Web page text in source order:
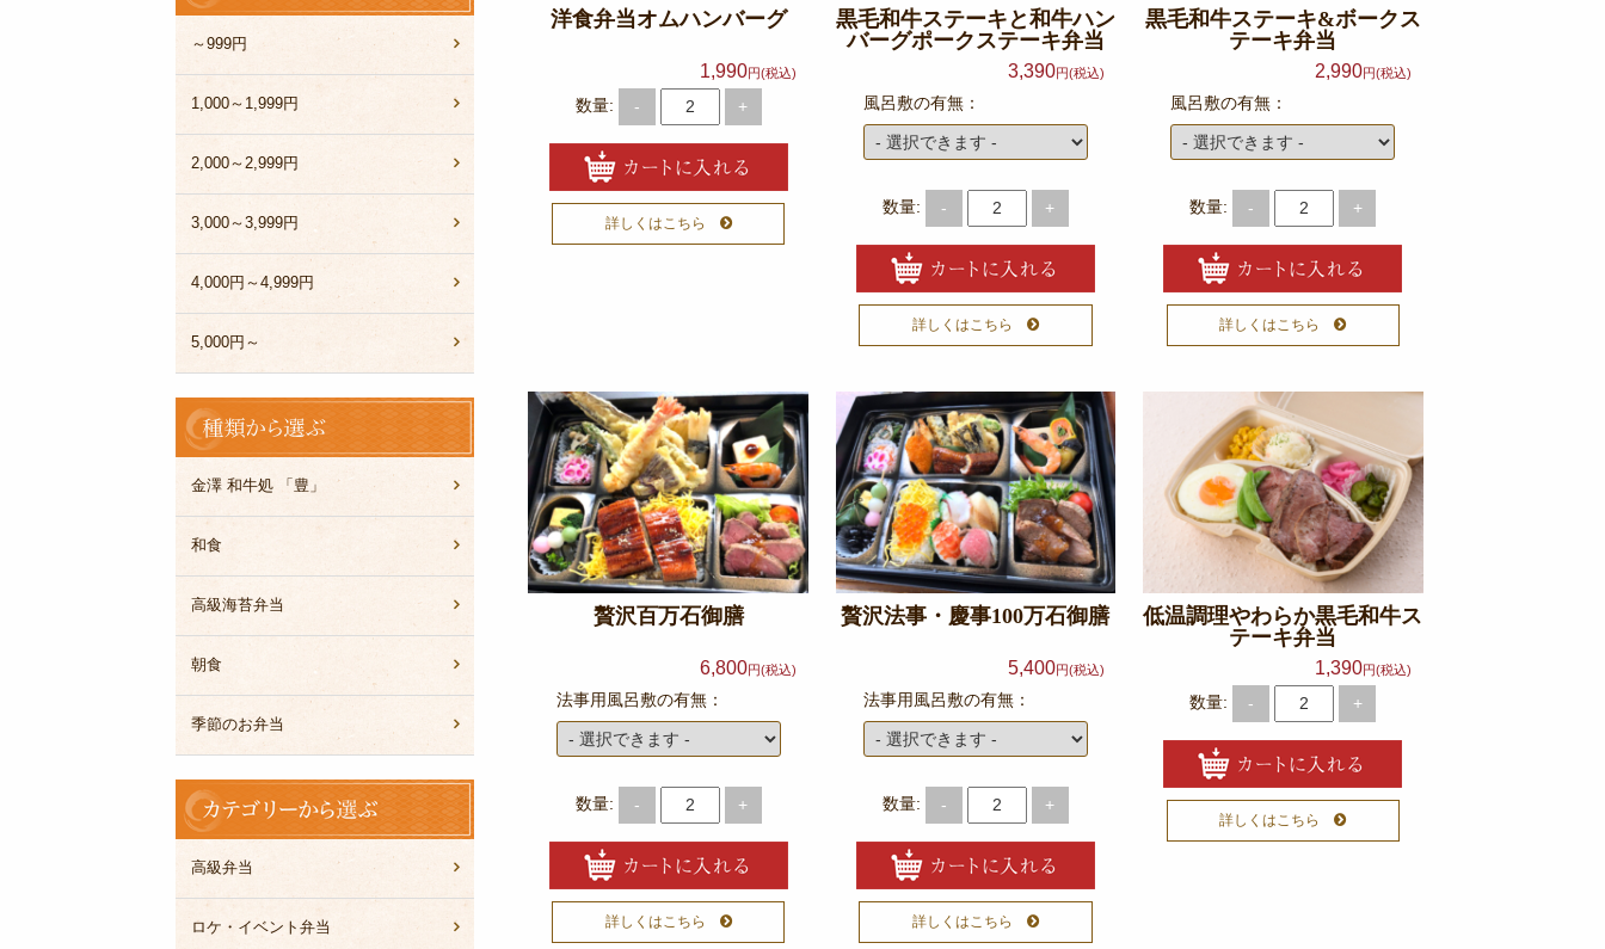
洋食弁当オムハンバーグ
1,990円(税込)
数量: - +
詳しくはこちら
黒毛和牛ステーキと和牛ハン
バーグポークステーキ弁当
3,390円(税込)
風呂敷の有無：
数量: - +
詳しくはこちら
黒毛和牛ステーキ&ボークス
テーキ弁当
2,990円(税込)
風呂敷の有無：
数量: - +
詳しくはこちら
贅沢百万石御膳
6,800円(税込)
法事用風呂敷の有無：
数量: - +
詳しくはこちら
贅沢法事・慶事100万石御膳
5,400円(税込)
法事用風呂敷の有無：
数量: - +
詳しくはこちら
低温調理やわらか黒毛和牛ス
テーキ弁当
1,390円(税込)
数量: - +
詳しくはこちら
帯
か
選
～999円
1,000～1,999円
2,000～2,999円
3,000～3,999円
4,000円～4,999円
5,000円～
種
類
か
ら
ぶ
金澤 和牛処 「豊」
和食
高級海苔弁当
朝食
季節のお弁当
カ
テ
ゴ
リ
か
高級弁当
ロケ・イベント弁当